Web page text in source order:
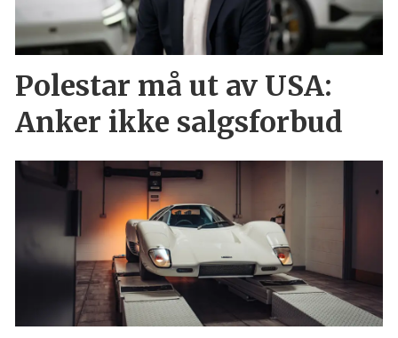
Polestar må ut av USA:
Anker ikke salgsforbud